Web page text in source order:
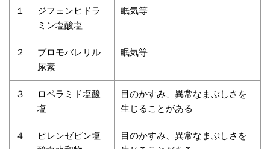
１
ジフェンヒドラ
ミン塩酸塩
眠気等
２
ブロモバレリル
尿素
眠気等
３
ロペラミド塩酸
塩
目のかすみ、異常なまぶしさを
生じることがある
４
ピレンゼピン塩
目のかすみ、異常なまぶしさを